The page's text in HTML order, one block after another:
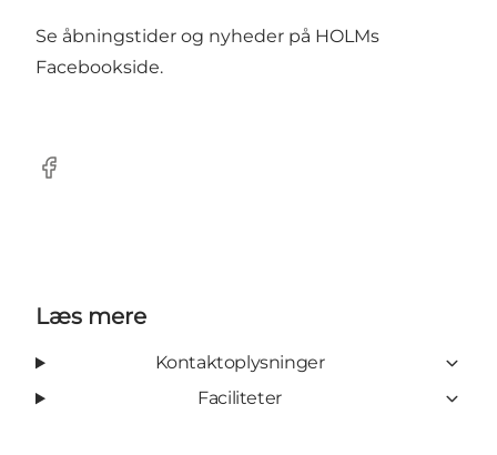
Se åbningstider og nyheder på HOLMs
Facebookside.
Facebook
Læs mere
Kontaktoplysninger
Faciliteter